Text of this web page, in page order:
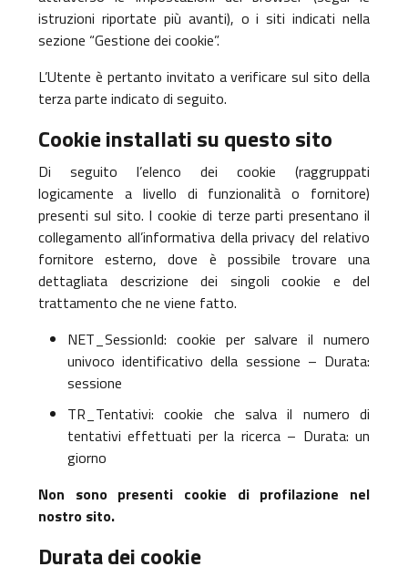
istruzioni riportate più avanti), o i siti indicati nella
sezione “Gestione dei cookie”.
L’Utente è pertanto invitato a verificare sul sito della
terza parte indicato di seguito.
Cookie installati su questo sito
Di seguito l’elenco dei cookie (raggruppati
logicamente a livello di funzionalità o fornitore)
presenti sul sito. I cookie di terze parti presentano il
collegamento all’informativa della privacy del relativo
fornitore esterno, dove è possibile trovare una
dettagliata descrizione dei singoli cookie e del
trattamento che ne viene fatto.
NET_SessionId: cookie per salvare il numero
univoco identificativo della sessione – Durata:
sessione
TR_Tentativi: cookie che salva il numero di
tentativi effettuati per la ricerca – Durata: un
giorno
Non sono presenti cookie di profilazione nel
nostro sito.
Durata dei cookie